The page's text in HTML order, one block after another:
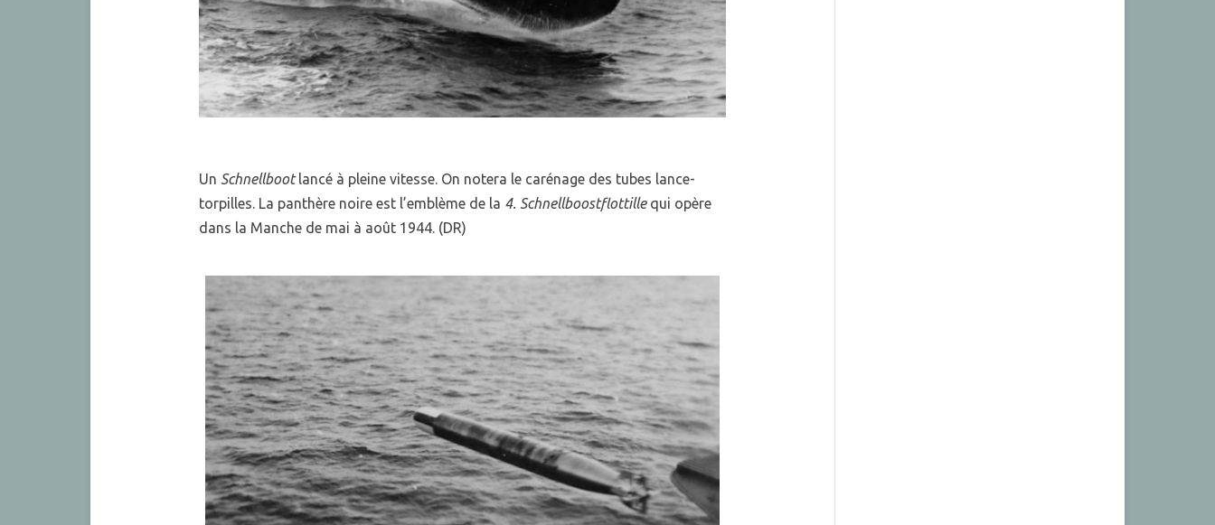
Un Schnellboot lancé à pleine vitesse. On notera le carénage des tubes lance-
torpilles. La panthère noire est l’emblème de la 4. Schnellboostflottillequi opère
dans la Manche de mai à août 1944. (DR)